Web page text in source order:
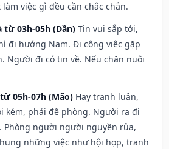
việc gì đều cần chắc chắn.
từ 03h-05h (Dần) Tin vui sắp tới,
đi hướng Nam. Đi công việc gặp
Người đi có tin về. Nếu chăn nuôi
05h-07h (Mão) Hay tranh luận,
kém, phải đề phòng. Người ra đi
Phòng người người nguyền rủa,
những việc như hội họp, tranh